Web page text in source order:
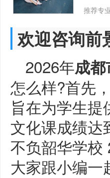
推荐专
欢迎咨询前
2026年成
怎么样?首先
旨在为学生
文化课成绩达
不负韶华学校
大家跟小编一